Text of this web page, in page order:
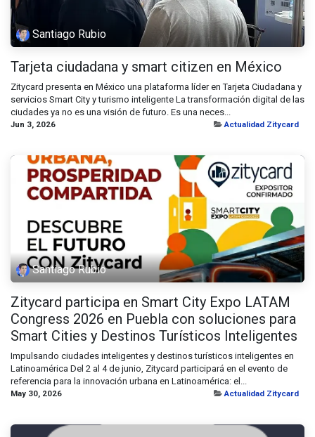
Santiago Rubio
Tarjeta ciudadana y smart citizen en México
Zitycard presenta en México una plataforma líder en Tarjeta Ciudadana y
servicios Smart City y turismo inteligente La transformación digital de las
ciudades ya no es una visión de futuro. Es una neces...
Jun 3, 2026 Actualidad Zitycard
Santiago Rubio
Zitycard participa en Smart City Expo LATAM
Congress 2026 en Puebla con soluciones para
Smart Cities y Destinos Turísticos Inteligentes
Impulsando ciudades inteligentes y destinos turísticos inteligentes en
Latinoamérica Del 2 al 4 de junio, Zitycard participará en el evento de
referencia para la innovación urbana en Latinoamérica: el...
May 30, 2026 Actualidad Zitycard